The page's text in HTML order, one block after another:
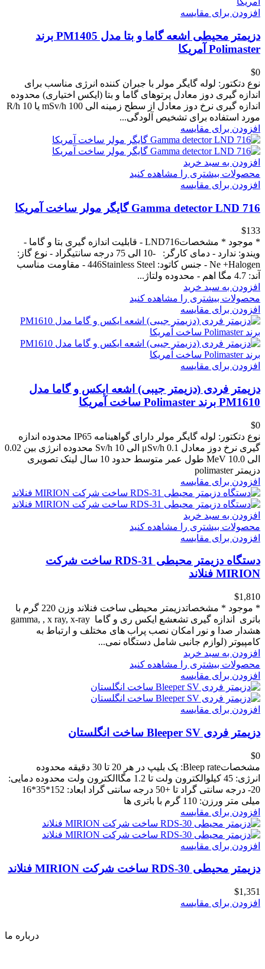
افزودن برای مقایسه
دزیمتر محیطی اشعه گاما و بتا مدل PM1405 برند
Polimaster آمریکا
‎$0
نوع دتکتور: لوله گایگر مولر با جبران کننده انرژی مناسب برای
اندازه گیری دوز معادل پرتوهای گاما و بتا (ایکس اختیاری) محدوده
اندازه گیری نرخ دوز معادل از سطح زمینه الی 100 mSv/h یا 10 R/h
مورد استفاده برای تشخیص آلودگی...
افزودن برای مقایسه
افزودن به سبد خرید
محصولات بیشتری را مشاهده کنید
افزودن برای مقایسه
716 Gamma detector LND گایگر مولر ساخت آمریکا
‎$133
* موجود * مشخصاتLND716 - قابلیت اندازه گیری بتا و گاما -
ویندو: ندارد - دمای کارگر: -10 الی 75 درجه سانتیگراد - نوع گاز:
Ne +Halogen - جنس کاتود: 446Stainless Steel - مقاومت مناسب
آند: 4.7 مگا اهم - محدوده ولتاژ...
افزودن به سبد خرید
محصولات بیشتری را مشاهده کنید
افزودن برای مقایسه
افزودن برای مقایسه
دزیمتر فردی (دزیمتر جیبی) اشعه ایکس و گاما مدل
PM1610 برند Polimaster ساخت آمریکا
‎$0
نوع دتکتور: لوله گایگر مولر دارای گواهینامه IP65 محدوده اندازه
گیری نرخ دوز معادل μSv/h 0.1 الی 10 Sv/h محدوده انرژی بین 0.02
الی 10.0 MeV طول عمر متوسط حدود 10 سال لینک تصویری
دزیمتر polimaster
افزودن برای مقایسه
افزودن به سبد خرید
محصولات بیشتری را مشاهده کنید
افزودن برای مقایسه
دستگاه دزیمتر محیطی RDS-31 ساخت شرکت
MIRION فنلاند
‎$1,810
* موجود * مشخصاتدزیمتر محیطی ساخت فنلاند وزن 220 گرم با
باتری اندازه گیری تشعشع ایکس ری و گاما gamma, , x ray, x-ray
هشدار صدا و نور امکان نصب پراب های مختلف و ارتباط به
کامپیوتر (لوازم جانبی شامل دستگاه نمی...
افزودن به سبد خرید
محصولات بیشتری را مشاهده کنید
افزودن برای مقایسه
افزودن برای مقایسه
دزیمتر فردی Bleeper SV ساخت انگلستان
‎$0
مشخصاتBleep rate: یک بلیپ در هر 20 تا 30 دقیقه محدوده
انرژی: 45 کیلوالکترون ولت تا 1.2 مگاالکترون ولت محدوده دمایی:
20- درجه سانتی گراد تا +50 درجه سانتی گراد ابعاد: 152*35*16
میلی متر ورزن: 110 گرم با باتری ها
افزودن برای مقایسه
افزودن برای مقایسه
دزیمتر محیطی RDS-30 ساخت شرکت MIRION فنلاند
‎$1,351
افزودن برای مقایسه
درباره ما